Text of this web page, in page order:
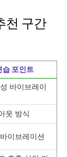
천 구간
습 포인트
바이브레이
웃 방식
이브레이션